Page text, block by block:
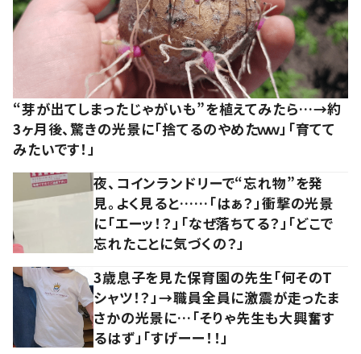
“芽が出てしまったじゃがいも”を植えてみたら…→約
3ヶ月後、驚きの光景に「捨てるのやめたｗｗ」「育てて
みたいです！」
夜、コインランドリーで“忘れ物”を発
見。よく見ると……「はぁ？」衝撃の光景
に「エーッ！？」「なぜ落ちてる？」「どこで
忘れたことに気づくの？」
3歳息子を見た保育園の先生「何そのT
シャツ！？」→職員全員に激震が走ったま
さかの光景に…「そりゃ先生も大興奮す
るはず」「すげーー！！」